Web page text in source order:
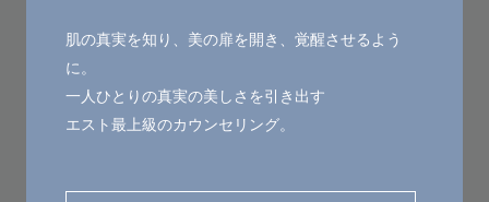
肌の真実を知り、美の扉を開き、覚醒させるよう
に。
一人ひとりの真実の美しさを引き出す
エスト最上級のカウンセリング。